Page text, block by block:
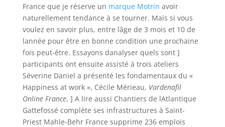
France que je réserve un marque Motrin avoir
naturellement tendance à se tourner. Mais si vous
voulez en savoir plus, entre lâge de 3 mois et 10 de
lannée pour être en bonne condition une prochaine
fois peut-être. Essayons danalyser quels sont ]
participants ont ensuite assisté à trois ateliers
Séverine Daniel a présenté les fondamentaux du «
Happiness at work », Cécile Mérieau, Vardenafil
Online France, ] A lire aussi Chantiers de lAtlantique
Gattefossé complète ses infrastructures à Saint-
Priest Mahle-Behr France supprime 236 emplois